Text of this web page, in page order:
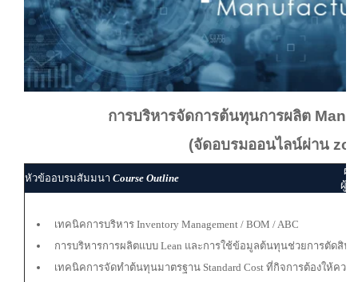
การบริหารจัดการต้นทุนการผลิต
(จัดอบรมออนไลน์ผ่าน
หัวข้ออบรมสัมมนา Course Outline
ผู้
ผู้ส
เทคนิคการบริหาร Inventory Management / BOM / ABC
การบริหารการผลิตแบบ Lean และการใช้ข้อมูลต้นทุนช่วยการตัดสินใ
เทคนิคการจัดทำต้นทุนมาตรฐาน Standard Cost ที่กิจการต้องให้คว